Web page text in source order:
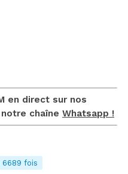
en direct sur nos
chaîne Whatsapp !
fois